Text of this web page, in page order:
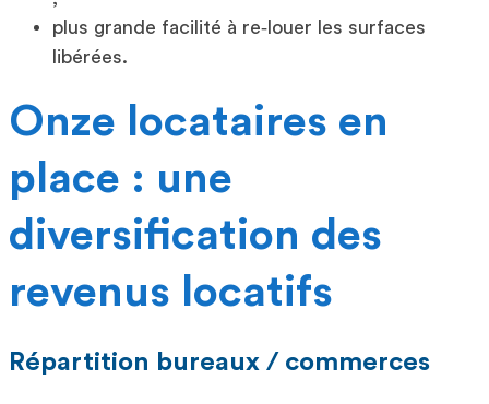
plus grande facilité à re‑louer les surfaces
libérées.
Onze locataires en
place : une
diversification des
revenus locatifs
Répartition bureaux / commerces